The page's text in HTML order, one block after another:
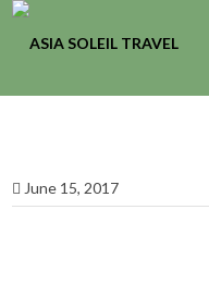
June 15, 2017